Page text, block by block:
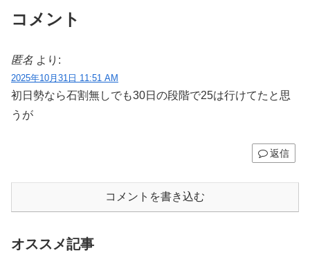
コメント
匿名 より:
2025年10月31日 11:51 AM
初日勢なら石割無しでも30日の段階で25は行けてたと思
うが
返信
コメントを書き込む
オススメ記事